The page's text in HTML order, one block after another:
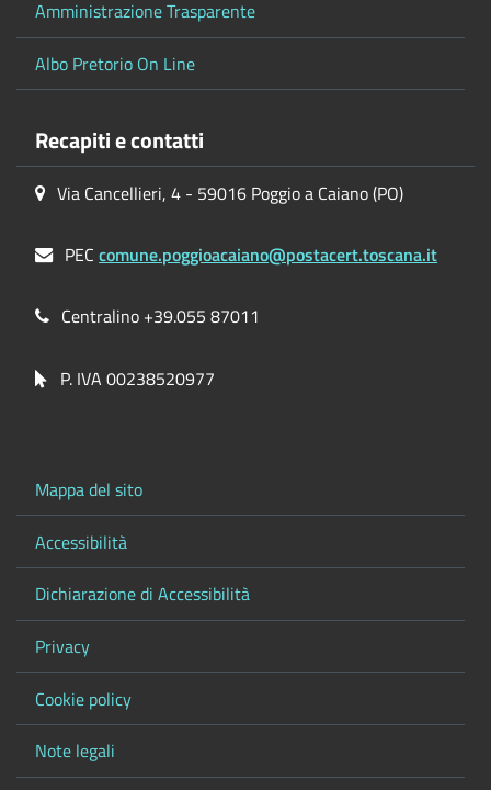
Amministrazione Trasparente
Albo Pretorio On Line
Recapiti e contatti
Via Cancellieri, 4 - 59016 Poggio a Caiano (PO)
PECcomune.poggioacaiano@postacert.toscana.it
Centralino +39.055 87011
P. IVA 00238520977
Mappa del sito
Accessibilità
Dichiarazione di Accessibilità
Privacy
Cookie policy
Note legali